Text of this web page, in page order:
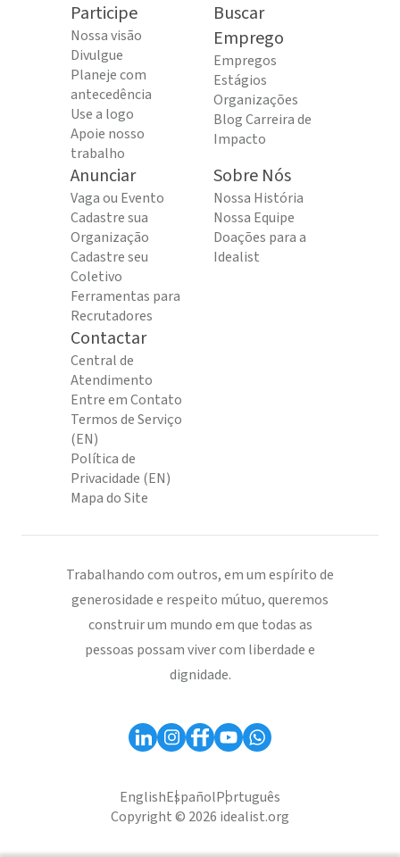
Participe
Nossa visão
Divulgue
Planeje com
antecedência
Use a logo
Apoie nosso
trabalho
Buscar
Emprego
Empregos
Estágios
Organizações
Blog Carreira de
Impacto
Anunciar
Vaga ou Evento
Cadastre sua
Organização
Cadastre seu
Coletivo
Ferramentas para
Recrutadores
Sobre Nós
Nossa História
Nossa Equipe
Doações para a
Idealist
Contactar
Central de
Atendimento
Entre em Contato
Termos de Serviço
(EN)
Política de
Privacidade (EN)
Mapa do Site
Trabalhando com outros, em um espírito de
generosidade e respeito mútuo, queremos
construir um mundo em que todas as
pessoas possam viver com liberdade e
dignidade.
EnglishEspañolPortuguês
Copyright © 2026 idealist.org